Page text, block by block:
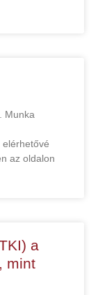
Munka
az oldalon
a
mint